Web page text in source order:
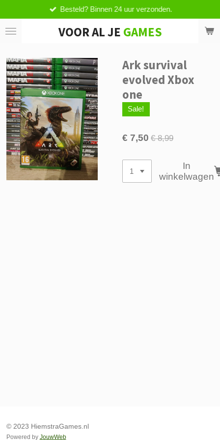
direct
naar
VOOR AL JE GAMES
Besteld? Binnen 24 uur verzonden.
Ark survival
evolved Xbox
one
Sale!
€ 7,50 € 8,99
In
winkelwagen
© 2023 HiemstraGames.nl
Powered by JouwWeb